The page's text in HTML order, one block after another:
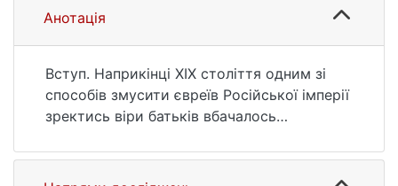
Шевченка. Історія. 2023. Т. 157, № 2. С. 31—
38. DOI: 10.17721/1728-2640.2023.157.5
Анотація
Вступ. Наприкінці ХІХ століття одним зі
способів змусити євреїв Російської імперії
зректись віри батьків вбачалось
їхню економічну діяльність і навіть робили
неможливою деякі її види. Заробляти на